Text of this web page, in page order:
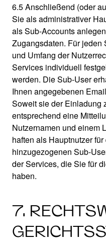
6.5 Anschließend (oder
Sie als administrativer
als Sub-Accounts
Zugangsdaten. Für jeden
und Umfang der
Services individuell
werden. Die Sub-User
Ihnen angegebenen
Soweit sie der Einladung
entsprechend eine
Nutzernamen und einem
haften als Hauptnutzer
hinzugezogenen Sub-
der Services, die Sie für
haben.
7.